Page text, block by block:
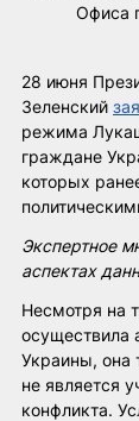
Офиса
28 июня
Зеленский
режима
граждане
которых
Экспертное
аспектах
Несмотря на
осуществила
Украины, она
не является
конфликта.